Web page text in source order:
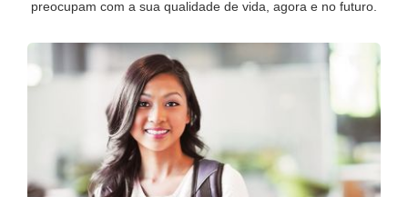
preocupam com a sua qualidade de vida, agora e no futuro.